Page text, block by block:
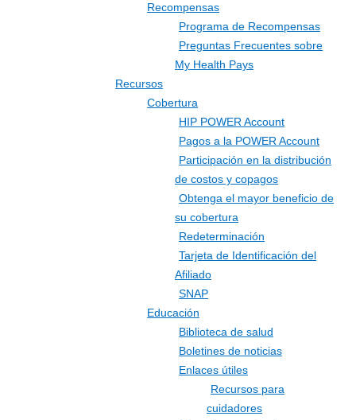
Recompensas
Programa de Recompensas
Preguntas Frecuentes sobre
My Health Pays
Recursos
Cobertura
HIP POWER Account
Pagos a la POWER Account
Participación en la distribución
de costos y copagos
Obtenga el mayor beneficio de
su cobertura
Redeterminación
Tarjeta de Identificación del
Afiliado
SNAP
Educación
Biblioteca de salud
Boletines de noticias
Enlaces útiles
Recursos para
cuidadores